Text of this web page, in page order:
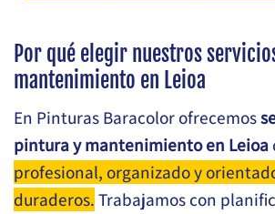
Por qué elegir nuestros
mantenimiento en Leioa
En Pinturas Baracolor ofrecemos
pintura y mantenimiento en Leioa
profesional, organizado y
duraderos.Trabajamos con